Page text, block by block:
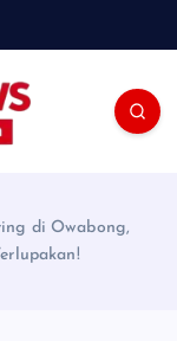
di Owabong,